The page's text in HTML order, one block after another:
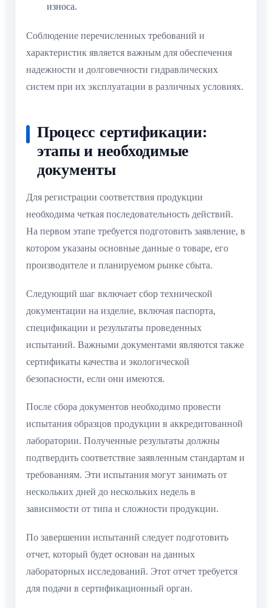
износа.
Соблюдение перечисленных требований и
характеристик является важным для обеспечения
надежности и долговечности гидравлических
систем при их эксплуатации в различных условиях.
Процесс сертификации:
этапы и необходимые
документы
Для регистрации соответствия продукции
необходима четкая последовательность действий.
На первом этапе требуется подготовить заявление, в
котором указаны основные данные о товаре, его
производителе и планируемом рынке сбыта.
Следующий шаг включает сбор технической
документации на изделие, включая паспорта,
спецификации и результаты проведенных
испытаний. Важными документами являются также
сертификаты качества и экологической
безопасности, если они имеются.
После сбора документов необходимо провести
испытания образцов продукции в аккредитованной
лаборатории. Полученные результаты должны
подтвердить соответствие заявленным стандартам и
требованиям. Эти испытания могут занимать от
нескольких дней до нескольких недель в
зависимости от типа и сложности продукции.
По завершении испытаний следует подготовить
отчет, который будет основан на данных
лабораторных исследований. Этот отчет требуется
для подачи в сертификационный орган.